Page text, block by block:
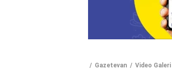
Gazetevan Video Galeri